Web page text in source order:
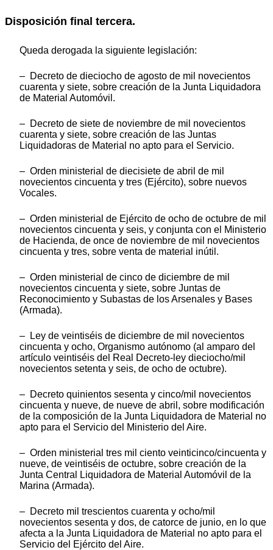
Disposición final tercera.
Queda derogada la siguiente legislación:
– Decreto de dieciocho de agosto de mil novecientos
cuarenta y siete, sobre creación de la Junta Liquidadora
de Material Automóvil.
– Decreto de siete de noviembre de mil novecientos
cuarenta y siete, sobre creación de las Juntas
Liquidadoras de Material no apto para el Servicio.
– Orden ministerial de diecisiete de abril de mil
novecientos cincuenta y tres (Ejército), sobre nuevos
Vocales.
– Orden ministerial de Ejército de ocho de octubre de mil
novecientos cincuenta y seis, y conjunta con el Ministerio
de Hacienda, de once de noviembre de mil novecientos
cincuenta y tres, sobre venta de material inútil.
– Orden ministerial de cinco de diciembre de mil
novecientos cincuenta y siete, sobre Juntas de
Reconocimiento y Subastas de los Arsenales y Bases
(Armada).
– Ley de veintiséis de diciembre de mil novecientos
cincuenta y ocho, Organismo autónomo (al amparo del
artículo veintiséis del Real Decreto-ley dieciocho/mil
novecientos setenta y seis, de ocho de octubre).
– Decreto quinientos sesenta y cinco/mil novecientos
cincuenta y nueve, de nueve de abril, sobre modificación
de la composición de la Junta Liquidadora de Material no
apto para el Servicio del Ministerio del Aire.
– Orden ministerial tres mil ciento veinticinco/cincuenta y
nueve, de veintiséis de octubre, sobre creación de la
Junta Central Liquidadora de Material Automóvil de la
Marina (Armada).
– Decreto mil trescientos cuarenta y ocho/mil
novecientos sesenta y dos, de catorce de junio, en lo que
afecta a la Junta Liquidadora de Material no apto para el
Servicio del Ejército del Aire.